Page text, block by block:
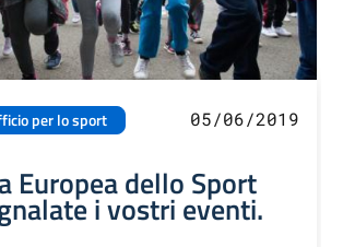
per lo sport 05/06/2019
Europea dello Sport
i vostri eventi.